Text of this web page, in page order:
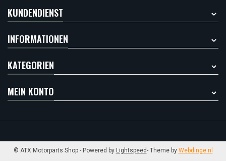
KUNDENDIENST
INFORMATIONEN
KATEGORIEN
MEIN KONTO
© ATX Motorparts Shop - Powered by Lightspeed- Theme by Webdinge.nl